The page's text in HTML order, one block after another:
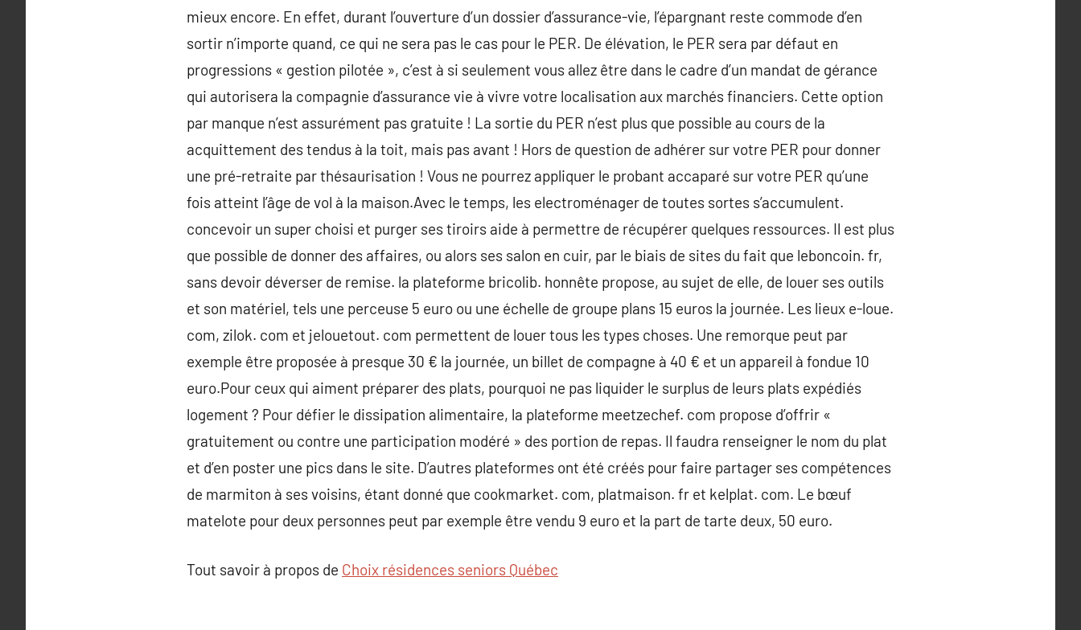
mieux encore. En effet, durant l’ouverture d’un dossier d’assurance-vie, l’épargnant reste commode d’en
sortir n’importe quand, ce qui ne sera pas le cas pour le PER. De élévation, le PER sera par défaut en
progressions « gestion pilotée », c’est à si seulement vous allez être dans le cadre d’un mandat de gérance
qui autorisera la compagnie d’assurance vie à vivre votre localisation aux marchés financiers. Cette option
par manque n’est assurément pas gratuite ! La sortie du PER n’est plus que possible au cours de la
acquittement des tendus à la toit, mais pas avant ! Hors de question de adhérer sur votre PER pour donner
une pré-retraite par thésaurisation ! Vous ne pourrez appliquer le probant accaparé sur votre PER qu’une
fois atteint l’âge de vol à la maison.Avec le temps, les electroménager de toutes sortes s’accumulent.
concevoir un super choisi et purger ses tiroirs aide à permettre de récupérer quelques ressources. Il est plus
que possible de donner des affaires, ou alors ses salon en cuir, par le biais de sites du fait que leboncoin. fr,
sans devoir déverser de remise. la plateforme bricolib. honnête propose, au sujet de elle, de louer ses outils
et son matériel, tels une perceuse 5 euro ou une échelle de groupe plans 15 euros la journée. Les lieux e-loue.
com, zilok. com et jelouetout. com permettent de louer tous les types choses. Une remorque peut par
exemple être proposée à presque 30 € la journée, un billet de compagne à 40 € et un appareil à fondue 10
euro.Pour ceux qui aiment préparer des plats, pourquoi ne pas liquider le surplus de leurs plats expédiés
logement ? Pour défier le dissipation alimentaire, la plateforme meetzechef. com propose d’offrir «
gratuitement ou contre une participation modéré » des portion de repas. Il faudra renseigner le nom du plat
et d’en poster une pics dans le site. D’autres plateformes ont été créés pour faire partager ses compétences
de marmiton à ses voisins, étant donné que cookmarket. com, platmaison. fr et kelplat. com. Le bœuf
matelote pour deux personnes peut par exemple être vendu 9 euro et la part de tarte deux, 50 euro.
Tout savoir à propos de Choix résidences seniors Québec